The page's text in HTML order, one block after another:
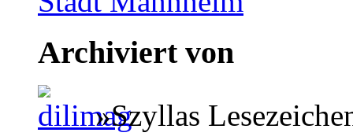
Archiviert von
»Szyllas